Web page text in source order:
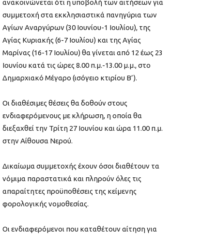
ανακοινώνεται ότι η υποβολή των αιτήσεων για
συμμετοχή στα εκκλησιαστικά πανηγύρια των
Αγίων Αναργύρων (30 Ιουνίου-1 Ιουλίου), της
Αγίας Κυριακής (6-7 Ιουλίου) και της Αγίας
Μαρίνας (16-17 Ιουλίου) θα γίνεται από 12 έως 23
Ιουνίου κατά τις ώρες 8.00 π.μ.-13.00 μ.μ., στο
Δημαρχιακό Μέγαρο (ισόγειο κτιρίου Β’).
Οι διαθέσιμες θέσεις θα δοθούν στους
ενδιαφερόμενους με κλήρωση, η οποία θα
διεξαχθεί την Τρίτη 27 Ιουνίου και ώρα 11.00 π.μ.
στην Αίθουσα Νερού.
Δικαίωμα συμμετοχής έχουν όσοι διαθέτουν τα
νόμιμα παραστατικά και πληρούν όλες τις
απαραίτητες προϋποθέσεις της κείμενης
φορολογικής νομοθεσίας.
Οι ενδιαφερόμενοι που καταθέτουν αίτηση για